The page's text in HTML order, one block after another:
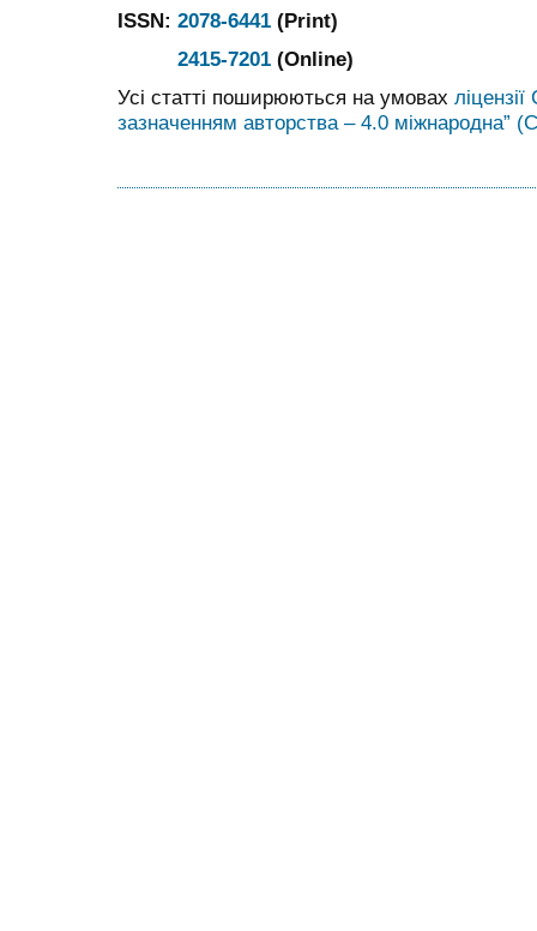
ISSN: 2078-6441 (Print)
2415-7201 (Online)
Усі статті поширюються на умовах
зазначенням авторства – 4.0 міжнародна”